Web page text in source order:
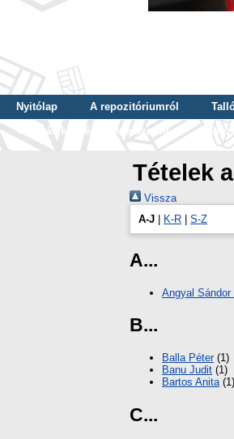
Nyitólap A repozitóriumról
Tallózás képzés szintje szerint
Tételek
Vissza
A-J
K-R S-Z
A...
Angyal Sándor
B...
Balla Péter(1)
Banu Judit (1)
Bartos Anita(1)
C...